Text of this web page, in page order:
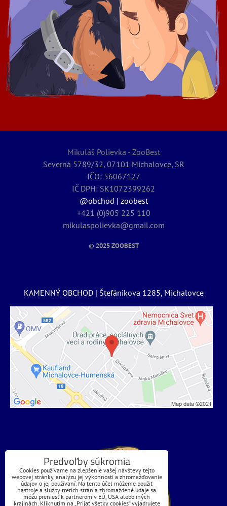
Mikuláš Polievka - ZooBest
Severná 5789/32, 07101 Michalovce, SR
IČO: 56067127
IČ DPH: SK1072399262
@obchod | zoobest
+421 (0)905 225 110
mikulaspolievka@gmail.com
© 2025ZOOBEST
KAMENNÝ OBCHOD | Štefánikova 1285, Michalovce
Predvoľby súkromia
Cookies používame na zlepšenie vašej návštevy tejto
webovej stránky, analýzu jej výkonnosti a zhromažďovanie
údajov o jej používaní. Na tento účel môžeme použiť
nástroje a služby tretích strán a zhromaždené údaje sa
môžu preniesť k partnerom v EÚ, USA alebo iných
krajinách. Kliknutím na „Prijať všetky cookies“ vyjadrujete